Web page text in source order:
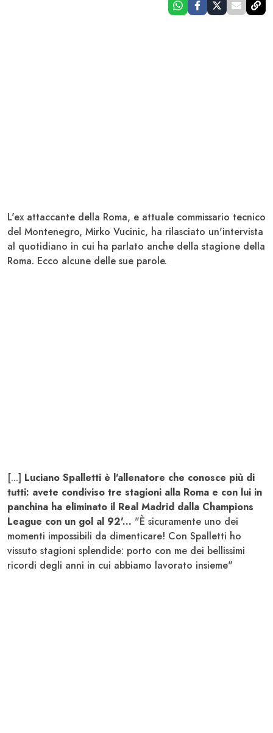
L'ex attaccante della Roma, e attuale commissario tecnico
del Montenegro, Mirko Vucinic, ha rilasciato un'intervista
al quotidiano in cui ha parlato anche della stagione della
Roma. Ecco alcune delle sue parole.
[...] Luciano Spalletti è l'allenatore che conosce più di
tutti: avete condiviso tre stagioni alla Roma e con lui in
panchina ha eliminato il Real Madrid dalla Champions
League con un gol al 92'... "È sicuramente uno dei
momenti impossibili da dimenticare! Con Spalletti ho
vissuto stagioni splendide: porto con me dei bellissimi
ricordi degli anni in cui abbiamo lavorato insieme"